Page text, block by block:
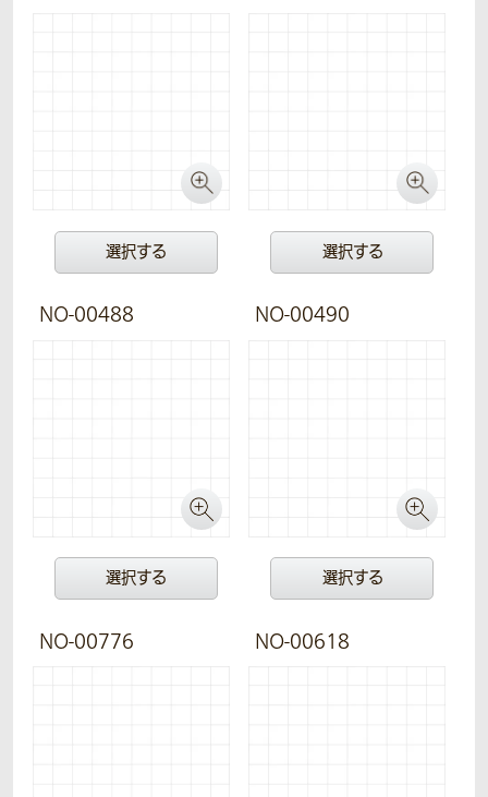
選択する 選択する
NO-00488
選択する
NO-00490
選択する
NO-00776 NO-00618